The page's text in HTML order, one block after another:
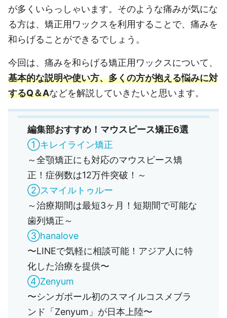
が多くいらっしゃいます。そのような痛みが気にな
る方は、矯正用ワックスを利用することで、痛みを
和らげることができるでしょう。
今回は、痛みを和らげる矯正用ワックスについて、
基本的な説明や使い方、多くの方が抱える悩みに対
するQ＆Aなどを解説していきたいと思います。
編集部おすすめ！マウスピース矯正6選
①キレイライン矯正
～全顎矯正にも対応のマウスピース矯
正！症例数は12万件突破！～
②スマイルトゥルー
～治療期間は最短3ヶ月！短期間で可能な
歯列矯正～
③hanalove
〜LINEで気軽に相談可能！アジア人に特
化した治療を提供〜
④Zenyum
〜シンガポール初のスマイルコスメブラ
ンド「Zenyum」が日本上陸〜